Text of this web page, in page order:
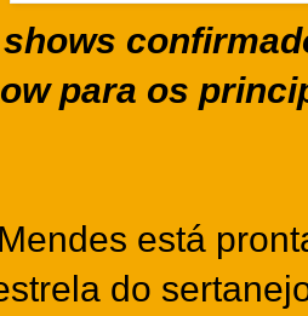
para os
está
do